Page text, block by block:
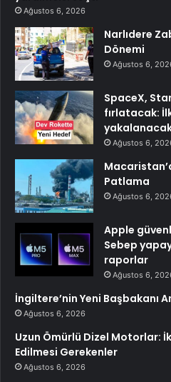
Ağustos 6, 2026
Narlıdere
Dönemi
Ağustos 6,
SpaceX,
fırlatacak:
Ağustos 6,
Patlama
Ağustos 6,
Apple
Sebep
raporlar
Ağustos 6,
İngiltere’nin Yeni Başbakanı
Ağustos 6, 2026
Uzun Ömürlü Dizel Motorlar:
Edilmesi Gerekenler
Ağustos 6, 2026